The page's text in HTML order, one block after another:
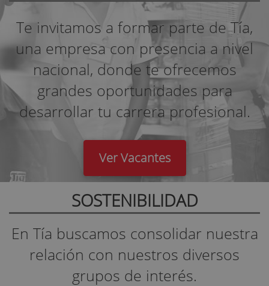
Te invitamos a formar parte de Tía,
una empresa con presencia a nivel
nacional, donde te ofrecemos
grandes oportunidades para
desarrollar tu carrera profesional.
Ver Vacantes
SOSTENIBILIDAD
En Tía buscamos consolidar nuestra
relación con nuestros diversos
grupos de interés.